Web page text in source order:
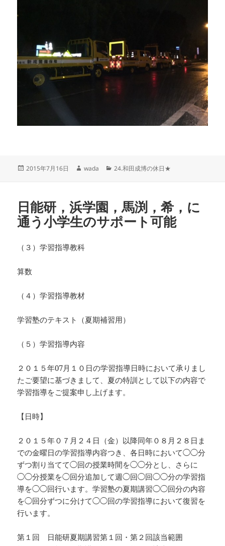
投
2015年7月16日
作
wada
カ
24.和田成博の休日★
日能研，浜学園，馬渕，希，に
通う小学生のサポート可能
（３）学習指導教科
算数
（４）学習指導教材
学習塾のテキスト（夏期補習用）
（５）学習指導内容
２０１５年07月１０日の学習指導日時において承りまし
たご要望に基づきまして、夏の特訓として以下の内容で
学習指導をご提案申し上げます。
【日時】
２０１５年０７月２４日（金）以降同年０８月２８日ま
での金曜日の学習指導内容つき、各日時において◯◯分
ずつ割り当てて◯回の授業時間を◯◯分とし、さらに
◯◯分授業を◯回分追加して週◯回◯回◯◯分の学習指
導を◯◯回行います。学習塾の夏期講習◯◯回分の内容
を◯回分ずつに分けて◯◯回の学習指導において復習を
行います。
第１回 日能研夏期講習第１回・第２回該当範囲